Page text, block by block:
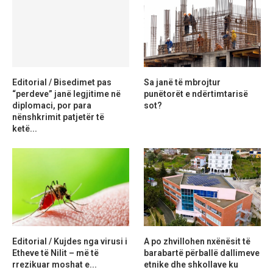
Editorial / Bisedimet pas
“perdeve” janë legjitime në
diplomaci, por para
nënshkrimit patjetër të
ketë...
Sa janë të mbrojtur
punëtorët e ndërtimtarisë
sot?
Editorial / Kujdes nga virusi i
Etheve të Nilit – më të
rrezikuar moshat e...
A po zhvillohen nxënësit të
barabartë përballë dallimeve
etnike dhe shkollave ku